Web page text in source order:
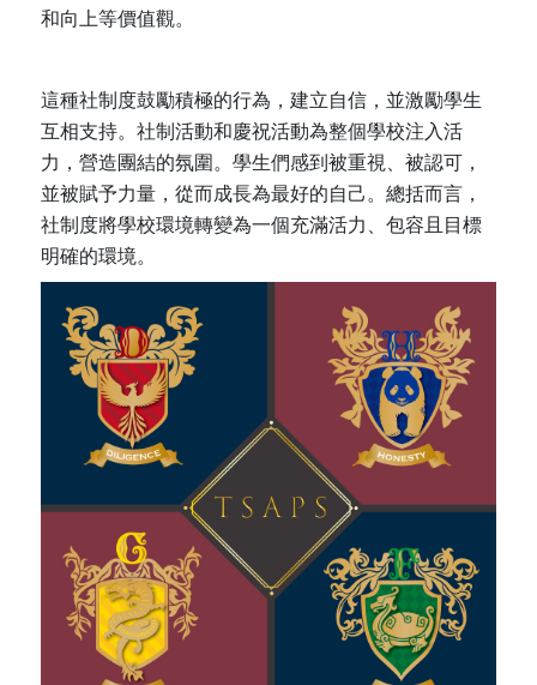
和向上等價值觀。
這種社制度鼓勵積極的行為，建立自信，並激勵學生
互相支持。社制活動和慶祝活動為整個學校注入活
力，營造團結的氛圍。學生們感到被重視、被認可，
並被賦予力量，從而成長為最好的自己。總括而言，
社制度將學校環境轉變為一個充滿活力、包容且目標
明確的環境。